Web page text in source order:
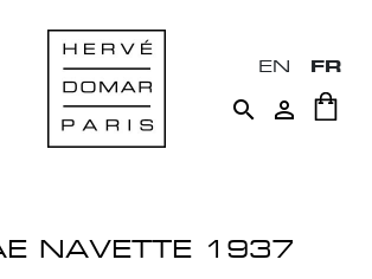
EN FR
 
NAVETTE 1937